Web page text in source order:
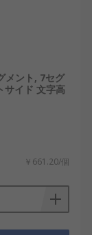
メント, 7セグ
サイド 文字高
￥661.20/個